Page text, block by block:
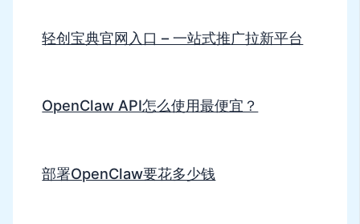
轻创宝典官网入口 – 一站式推广拉新平台
OpenClaw API怎么使用最便宜？
部署OpenClaw要花多少钱